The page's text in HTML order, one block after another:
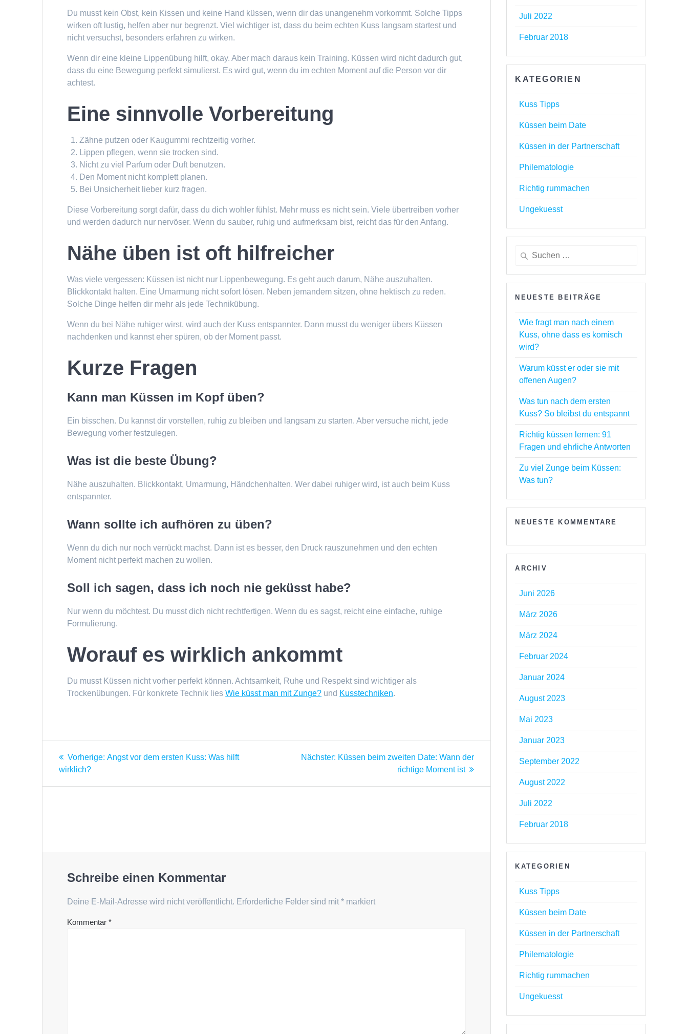
Du musst kein Obst, kein Kissen und keine Hand küssen, wenn dir das unangenehm vorkommt. Solche Tipps
wirken oft lustig, helfen aber nur begrenzt. Viel wichtiger ist, dass du beim echten Kuss langsam startest und
nicht versuchst, besonders erfahren zu wirken.
Wenn dir eine kleine Lippenübung hilft, okay. Aber mach daraus kein Training. Küssen wird nicht dadurch gut,
dass du eine Bewegung perfekt simulierst. Es wird gut, wenn du im echten Moment auf die Person vor dir
achtest.
Eine sinnvolle Vorbereitung
Zähne putzen oder Kaugummi rechtzeitig vorher.
Lippen pflegen, wenn sie trocken sind.
Nicht zu viel Parfum oder Duft benutzen.
Den Moment nicht komplett planen.
Bei Unsicherheit lieber kurz fragen.
Diese Vorbereitung sorgt dafür, dass du dich wohler fühlst. Mehr muss es nicht sein. Viele übertreiben vorher
und werden dadurch nur nervöser. Wenn du sauber, ruhig und aufmerksam bist, reicht das für den Anfang.
Nähe üben ist oft hilfreicher
Was viele vergessen: Küssen ist nicht nur Lippenbewegung. Es geht auch darum, Nähe auszuhalten.
Blickkontakt halten. Eine Umarmung nicht sofort lösen. Neben jemandem sitzen, ohne hektisch zu reden.
Solche Dinge helfen dir mehr als jede Technikübung.
Wenn du bei Nähe ruhiger wirst, wird auch der Kuss entspannter. Dann musst du weniger übers Küssen
nachdenken und kannst eher spüren, ob der Moment passt.
Kurze Fragen
Kann man Küssen im Kopf üben?
Ein bisschen. Du kannst dir vorstellen, ruhig zu bleiben und langsam zu starten. Aber versuche nicht, jede
Bewegung vorher festzulegen.
Was ist die beste Übung?
Nähe auszuhalten. Blickkontakt, Umarmung, Händchenhalten. Wer dabei ruhiger wird, ist auch beim Kuss
entspannter.
Wann sollte ich aufhören zu üben?
Wenn du dich nur noch verrückt machst. Dann ist es besser, den Druck rauszunehmen und den echten
Moment nicht perfekt machen zu wollen.
Soll ich sagen, dass ich noch nie geküsst habe?
Nur wenn du möchtest. Du musst dich nicht rechtfertigen. Wenn du es sagst, reicht eine einfache, ruhige
Formulierung.
Worauf es wirklich ankommt
Du musst Küssen nicht vorher perfekt können. Achtsamkeit, Ruhe und Respekt sind wichtiger als
Trockenübungen. Für konkrete Technik liesWie küsst man mit Zunge? und Kusstechniken.
Beitragsnavigation
Vorherige: Vorheriger
Angst vor dem ersten Kuss: Was hilft
wirklich?
Nächster: Nächster
Küssen beim zweiten Date: Wann der
richtige Moment ist
Schreibe einen Kommentar
Deine E-Mail-Adresse wird nicht veröffentlicht. Erforderliche Felder sind mit* markiert
Kommentar*
Juli 2022
Februar 2018
KATEGORIEN
Kuss Tipps
Küssen beim Date
Küssen in der Partnerschaft
Philematologie
Richtig rummachen
Ungekuesst
Suchen
NEUESTE BEITRÄGE
Wie fragt man nach einem
Kuss, ohne dass es komisch
wird?
Warum küsst er oder sie mit
offenen Augen?
Was tun nach dem ersten
Kuss? So bleibst du entspannt
Richtig küssen lernen: 91
Fragen und ehrliche Antworten
Zu viel Zunge beim Küssen:
Was tun?
NEUESTE KOMMENTARE
ARCHIV
Juni 2026
März 2026
März 2024
Februar 2024
Januar 2024
August 2023
Mai 2023
Januar 2023
September 2022
August 2022
Juli 2022
Februar 2018
KATEGORIEN
Kuss Tipps
Küssen beim Date
Küssen in der Partnerschaft
Philematologie
Richtig rummachen
Ungekuesst